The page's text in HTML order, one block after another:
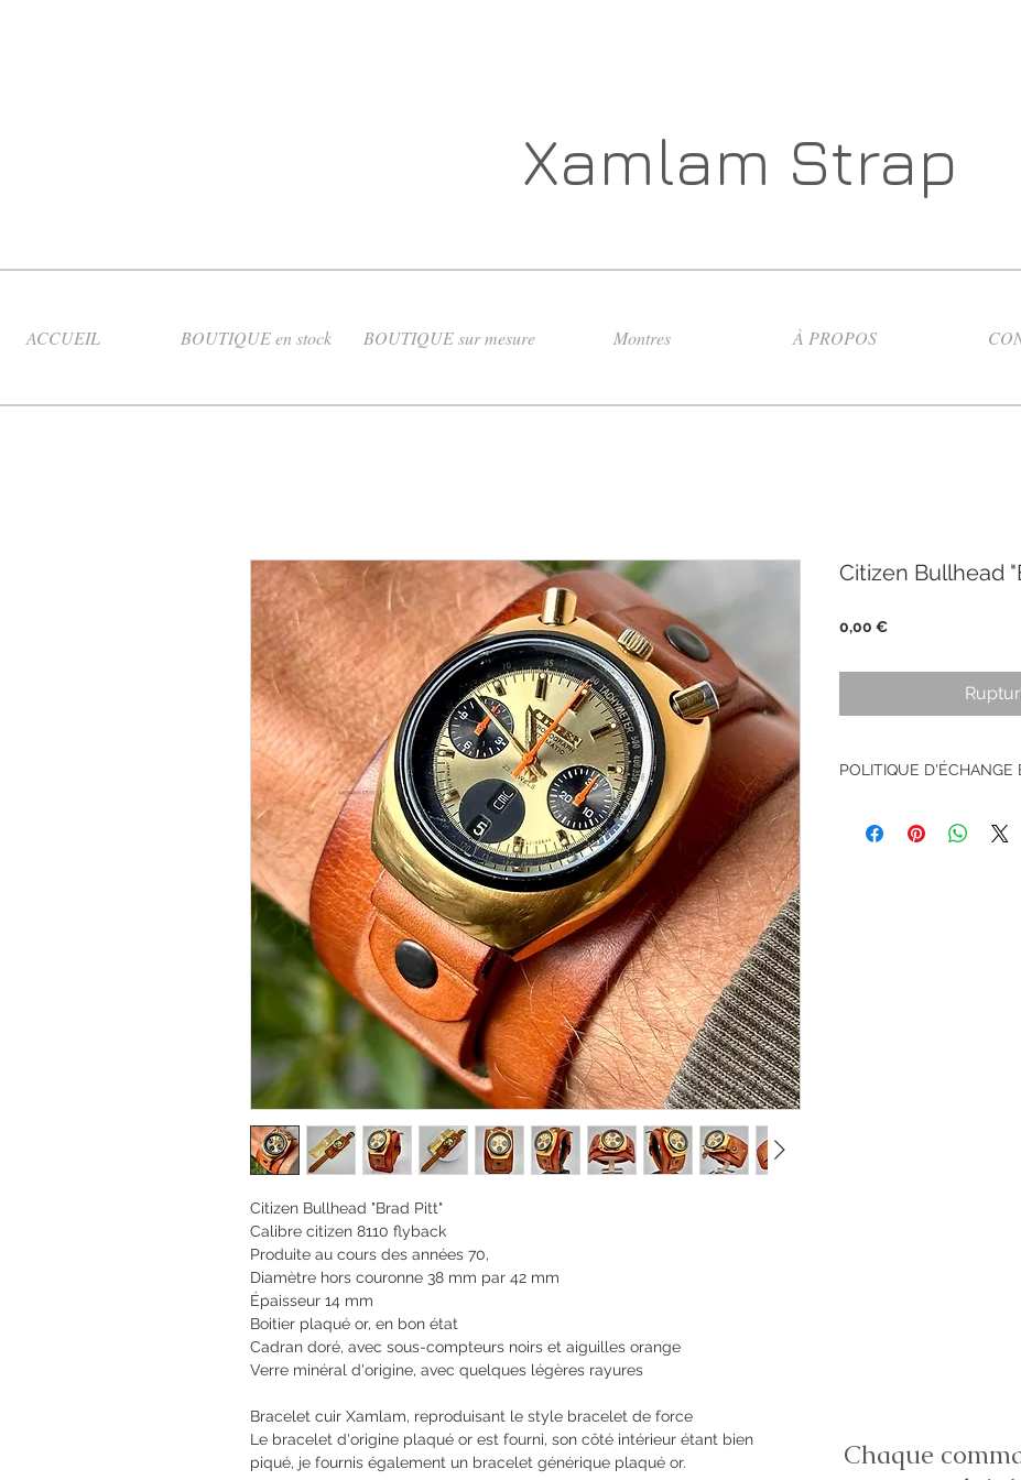
Xamlam Strap
ACCUEIL BOUTIQUE en stock BOUTIQUE sur mesure Montres À PROPOS
Citizen Bullhead "Brad Pitt"
Calibre citizen 8110 flyback
Produite au cours des années 70,
Diamètre hors couronne 38 mm par 42 mm
Épaisseur 14 mm
Boitier plaqué or, en bon état
Cadran doré, avec sous-compteurs noirs et aiguilles orange
Verre minéral d'origine, avec quelques légères rayures
Bracelet cuir Xamlam, reproduisant le style bracelet de force
Le bracelet d'origine plaqué or est fourni, son côté intérieur étant bien
piqué, je fournis également un bracelet générique plaqué or.
Citizen Bullhead
0,00 €Prix
POLITIQUE
Chaque